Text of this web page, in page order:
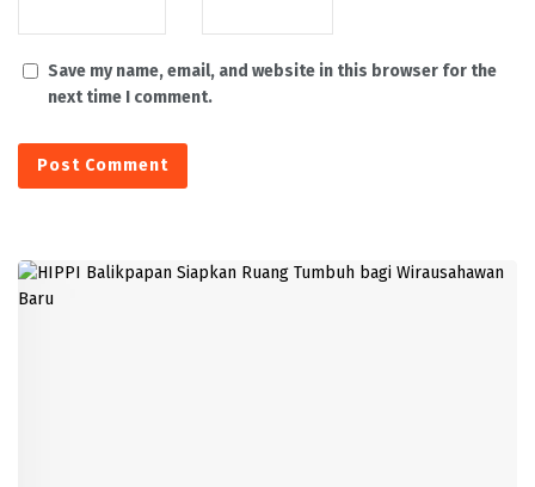
Save my name, email, and website in this browser for the
next time I comment.